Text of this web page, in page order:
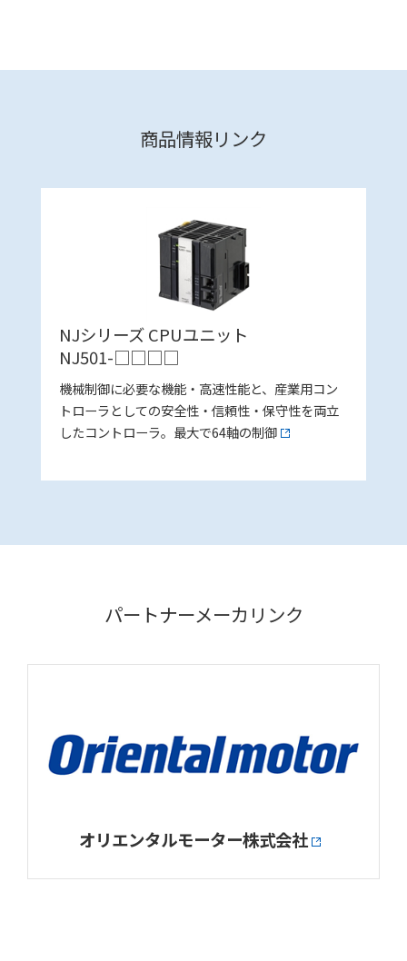
商品情報リンク
NJシリーズ CPUユニット
NJ501-□□□□
機械制御に必要な機能・高速性能と、産業用コン
トローラとしての安全性・信頼性・保守性を両立
したコントローラ。最大で64軸の制御
パートナーメーカリンク
オリエンタルモーター株式会社